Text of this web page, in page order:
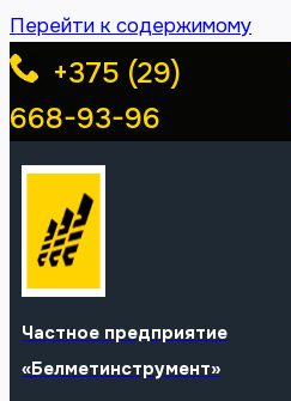
Перейти к содержимому
+375 (29)
668-93-96
Частное предприятие
«Белметинструмент»